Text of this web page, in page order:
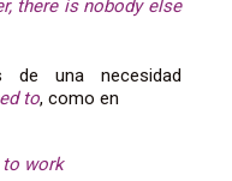
there is nobody else
de una necesidad
to, como en
to work